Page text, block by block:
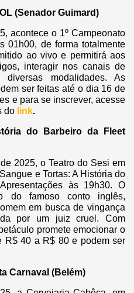
(Senador Guimard)
acontece o 1º Campeonato
01h00, de forma totalmente
ao vivo e permitirá aos
interagir nos canais de
modalidades. As
ser feitas até o dia 16 de
e para se inscrever, acesse
do link.
do Barbeiro da Fleet
2025, o Teatro do Sesi em
e Tortas: A História do
às 19h30. O
do famoso conto inglês,
em busca de vingança
por um juiz cruel. Com
promete emocionar o
R$ 40 a R$ 80 e podem ser
Carnaval (Belém)